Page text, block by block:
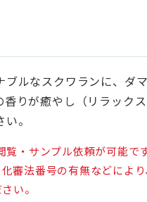
ルなスクワランに、ダ
りが癒やし（リラック
。
・サンプル依頼が可能で
審法番号の有無などによ
い。